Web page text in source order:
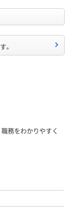
。
務をわかりやすく